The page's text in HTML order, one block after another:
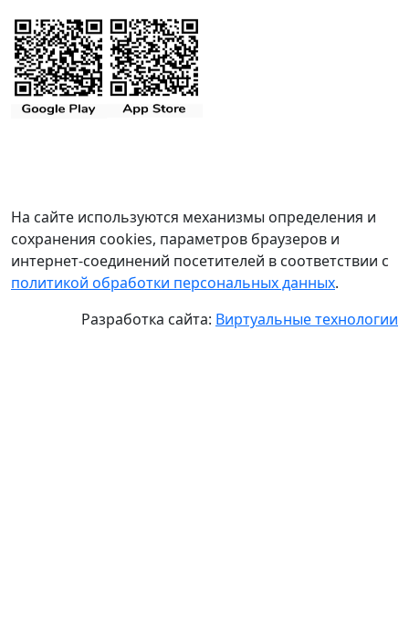
На сайте используются механизмы определения и
сохранения cookies, параметров браузеров и
интернет-соединений посетителей в соответствии с
политикой обработки персональных данных.
Разработка сайта: Виртуальные технологии